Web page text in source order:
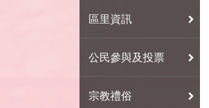
區里資訊
公民參與及投票
宗教禮俗